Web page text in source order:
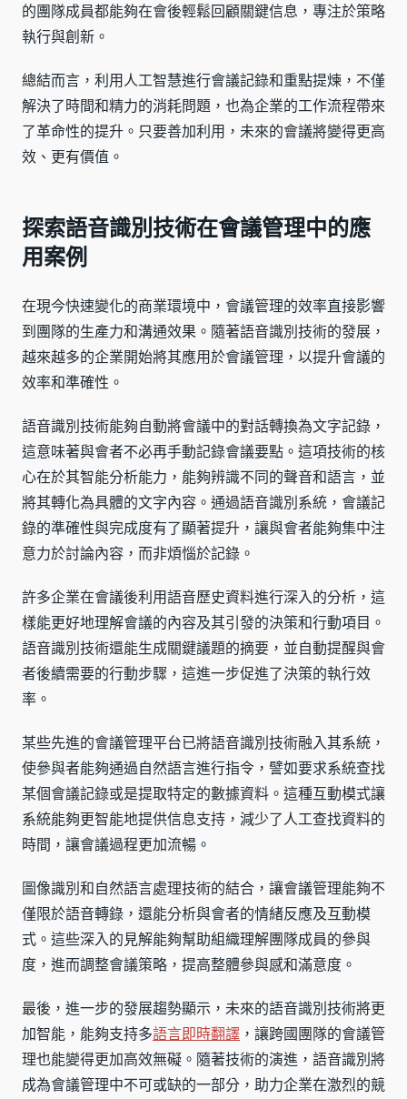
的團隊成員都能夠在會後輕鬆回顧關鍵信息，專注於策略
執行與創新。
總結而言，利用人工智慧進行會議記錄和重點提煉，不僅
解決了時間和精力的消耗問題，也為企業的工作流程帶來
了革命性的提升。只要善加利用，未來的會議將變得更高
效、更有價值。
探索語音識別技術在會議管理中的應
用案例
在現今快速變化的商業環境中，會議管理的效率直接影響
到團隊的生產力和溝通效果。隨著語音識別技術的發展，
越來越多的企業開始將其應用於會議管理，以提升會議的
效率和準確性。
語音識別技術能夠自動將會議中的對話轉換為文字記錄，
這意味著與會者不必再手動記錄會議要點。這項技術的核
心在於其智能分析能力，能夠辨識不同的聲音和語言，並
將其轉化為具體的文字內容。通過語音識別系統，會議記
錄的準確性與完成度有了顯著提升，讓與會者能夠集中注
意力於討論內容，而非煩惱於記錄。
許多企業在會議後利用語音歷史資料進行深入的分析，這
樣能更好地理解會議的內容及其引發的決策和行動項目。
語音識別技術還能生成關鍵議題的摘要，並自動提醒與會
者後續需要的行動步驟，這進一步促進了決策的執行效
率。
某些先進的會議管理平台已將語音識別技術融入其系統，
使參與者能夠通過自然語言進行指令，譬如要求系統查找
某個會議記錄或是提取特定的數據資料。這種互動模式讓
系統能夠更智能地提供信息支持，減少了人工查找資料的
時間，讓會議過程更加流暢。
圖像識別和自然語言處理技術的結合，讓會議管理能夠不
僅限於語音轉錄，還能分析與會者的情緒反應及互動模
式。這些深入的見解能夠幫助組織理解團隊成員的參與
度，進而調整會議策略，提高整體參與感和滿意度。
最後，進一步的發展趨勢顯示，未來的語音識別技術將更
加智能，能夠支持多語言即時翻譯 ，讓跨國團隊的會議管
理也能變得更加高效無礙。隨著技術的演進，語音識別將
成為會議管理中不可或缺的一部分，助力企業在激烈的競